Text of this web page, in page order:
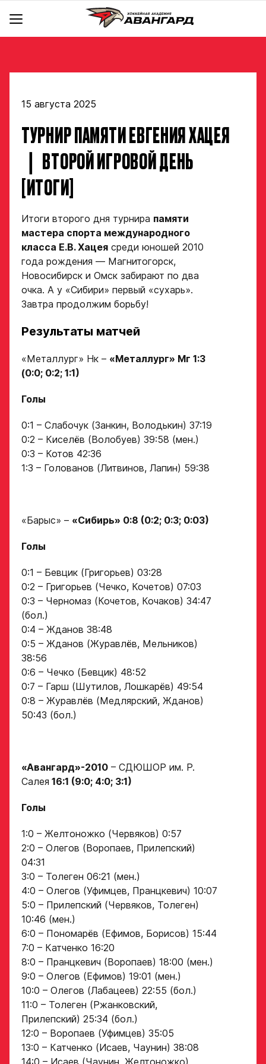
Новости
Контакты
Стать партнером
Команды
Тренерский штаб
Отдел скаутинга
Отдел по хоккейным операциям
Отдел цифрового анализа и видеоаналитики
Медицинский департамент
Научно-методический отдел
Учебно-воспитательный отдел
Отдел психологического сопровождения
Ястребы
Магазин
Детский сайт КХЛ
15 августа 2025
ТУРНИР ПАМЯТИ ЕВГЕНИЯ ХАЦЕЯ
❘ ВТОРОЙ ИГРОВОЙ ДЕНЬ
[ИТОГИ]
Итоги второго дня турнира памяти
мастера спорта международного
класса Е.В. Хацея среди юношей 2010
года рождения — Магнитогорск,
Новосибирск и Омск забирают по два
очка. А у «Сибири» первый «сухарь».
Завтра продолжим борьбу!
Результаты матчей
«Металлург» Нк – «Металлург» Мг 1:3
(0:0; 0:2; 1:1)
Голы
0:1 – Слабочук (Занкин, Володькин) 37:19
0:2 – Киселёв (Волобуев) 39:58 (мен.)
0:3 – Котов 42:36
1:3 – Голованов (Литвинов, Лапин) 59:38
«Барыс» – «Сибирь» 0:8 (0:2; 0:3; 0:03)
Голы
0:1 – Бевцик (Григорьев) 03:28
0:2 – Григорьев (Чечко, Кочетов) 07:03
0:3 – Черномаз (Кочетов, Кочаков) 34:47
(бол.)
0:4 – Жданов 38:48
0:5 – Жданов (Журавлёв, Мельников)
38:56
0:6 – Чечко (Бевцик) 48:52
0:7 – Гарш (Шутилов, Лошкарёв) 49:54
0:8 – Журавлёв (Медлярский, Жданов)
50:43 (бол.)
«Авангард»-2010 – СДЮШОР им. Р.
Салея 16:1 (9:0; 4:0; 3:1)
Голы
1:0 – Желтоножко (Червяков) 0:57
2:0 – Олегов (Воропаев, Прилепский)
04:31
3:0 – Толеген 06:21 (мен.)
4:0 – Олегов (Уфимцев, Пранцкевич) 10:07
5:0 – Прилепский (Червяков, Толеген)
10:46 (мен.)
6:0 – Пономарёв (Ефимов, Борисов) 15:44
7:0 – Катченко 16:20
8:0 – Пранцкевич (Воропаев) 18:00 (мен.)
9:0 – Олегов (Ефимов) 19:01 (мен.)
10:0 – Олегов (Лабацеев) 22:55 (бол.)
11:0 – Толеген (Ржанковский,
Прилепский) 25:34 (бол.)
12:0 – Воропаев (Уфимцев) 35:05
13:0 – Катченко (Исаев, Чаунин) 38:08
14:0 – Исаев (Чаунин, Желтоножко)
Заявка
на просмотр
в Хоккейную
Академию
«Авангард»
ФИО игрока
Дата рождения игрока
полностью
Рост, вес игрока
Заявка
Академию
Форма только
Дата рождения игрока
полностью
Рост игрока
Вес игрока
Амплуа игрока
Ссылка на профиль
игрока на сайте r-
hockey или trackhockey